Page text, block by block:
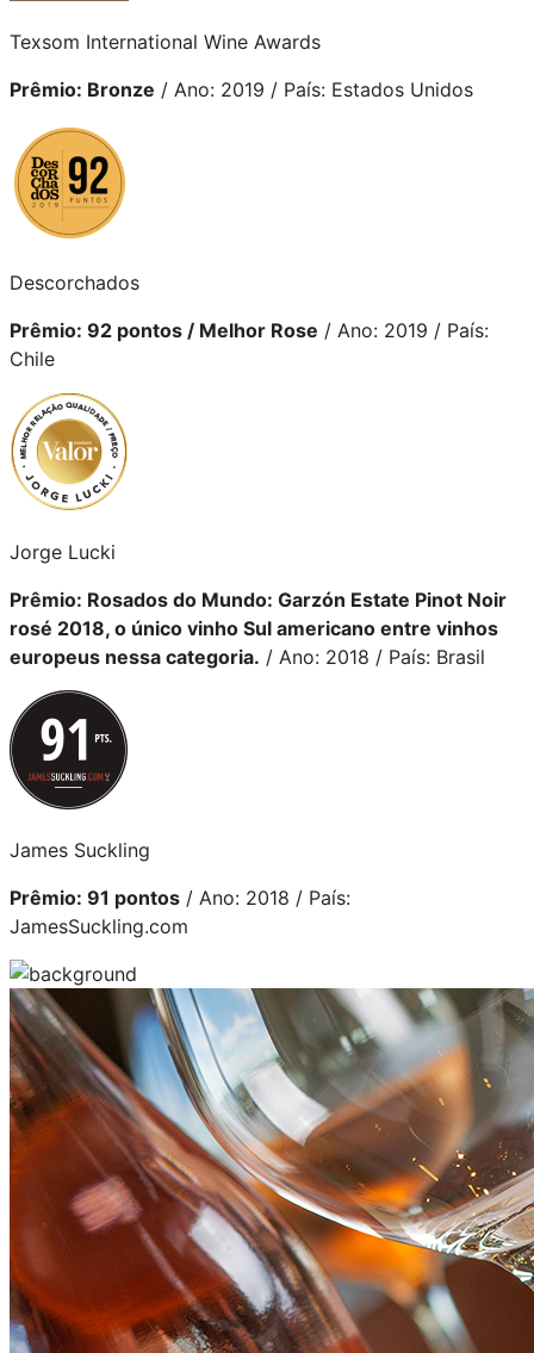
Texsom International Wine Awards
Prêmio: Bronze / Ano: 2019 / País: Estados Unidos
Descorchados
Prêmio: 92 pontos / Melhor Rose / Ano: 2019 / País:
Chile
Jorge Lucki
Prêmio: Rosados do Mundo: Garzón Estate Pinot Noir
rosé 2018, o único vinho Sul americano entre vinhos
europeus nessa categoria. / Ano: 2018 / País: Brasil
James Suckling
Prêmio: 91 pontos / Ano: 2018 / País:
JamesSuckling.com